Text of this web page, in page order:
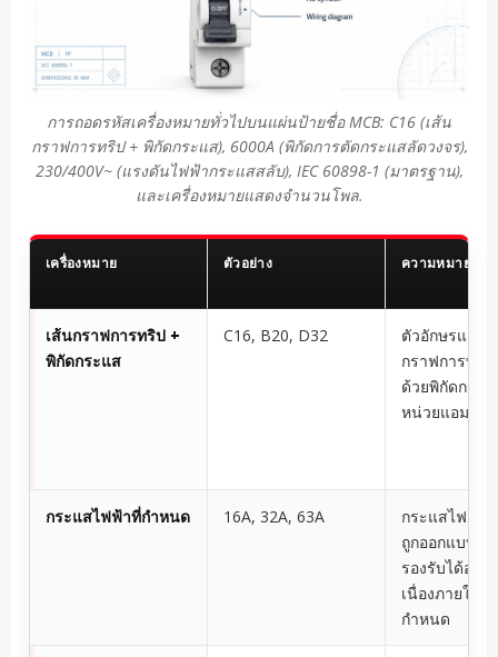
การถอดรหัสเครื่องหมายทั่วไปบนแผ่นป้ายชื่อ MCB: C16 (เส้น
กราฟการทริป + พิกัดกระแส), 6000A (พิกัดการตัดกระแสลัดวงจร),
230/400V~ (แรงดันไฟฟ้ากระแสสลับ), IEC 60898-1 (มาตรฐาน),
และเครื่องหมายแสดงจำนวนโพล.
เครื่องหมาย ตัวอย่าง ความหมาย
เส้นกราฟการทริป +
พิกัดกระแส
C16, B20, D32
ตัวอักษรแสดง
กราฟการทริ
ด้วยพิกัดกระ
หน่วยแอมแปร์
กระแสไฟฟ้าที่กำหนด 16A, 32A, 63A
กระแสไฟฟ้า
ถูกออกแบบมา
รองรับได้อย่า
เนื่องภายใต้ส
กำหนด